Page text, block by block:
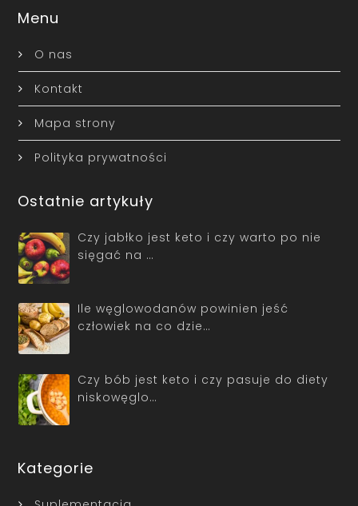
Menu
O nas
Kontakt
Mapa strony
Polityka prywatności
Ostatnie artykuły
Czy jabłko jest keto i czy warto po nie
sięgać na …
Ile węglowodanów powinien jeść
człowiek na co dzie…
Czy bób jest keto i czy pasuje do diety
niskowęglo…
Kategorie